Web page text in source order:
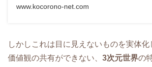
www.kocorono-net.com
しかしこれは目に見えないものを実体化
価値観の共有ができない、 3次元世界の